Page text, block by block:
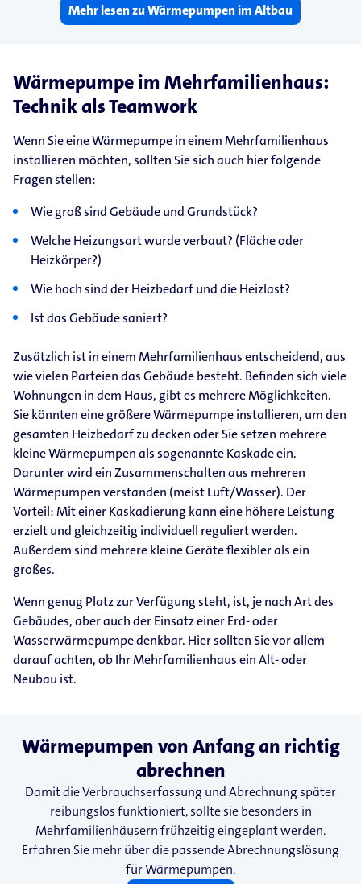
Mehr lesen zu Wärmepumpen im Altbau
Wärmepumpe im Mehrfamilienhaus:
Technik als Teamwork
Wenn Sie eine Wärmepumpe in einem Mehrfamilienhaus
installieren möchten, sollten Sie sich auch hier folgende
Fragen stellen:
Wie groß sind Gebäude und Grundstück?
Welche Heizungsart wurde verbaut? (Fläche oder
Heizkörper?)
Wie hoch sind der Heizbedarf und die Heizlast?
Ist das Gebäude saniert?
Zusätzlich ist in einem Mehrfamilienhaus entscheidend, aus
wie vielen Parteien das Gebäude besteht. Befinden sich viele
Wohnungen in dem Haus, gibt es mehrere Möglichkeiten.
Sie könnten eine größere Wärmepumpe installieren, um den
gesamten Heizbedarf zu decken oder Sie setzen mehrere
kleine Wärmepumpen als sogenannte Kaskade ein.
Darunter wird ein Zusammenschalten aus mehreren
Wärmepumpen verstanden (meist Luft/Wasser). Der
Vorteil: Mit einer Kaskadierung kann eine höhere Leistung
erzielt und gleichzeitig individuell reguliert werden.
Außerdem sind mehrere kleine Geräte flexibler als ein
großes.
Wenn genug Platz zur Verfügung steht, ist, je nach Art des
Gebäudes, aber auch der Einsatz einer Erd- oder
Wasserwärmepumpe denkbar. Hier sollten Sie vor allem
darauf achten, ob Ihr Mehrfamilienhaus ein Alt- oder
Neubau ist.
Wärmepumpen von Anfang an richtig
abrechnen
Damit die Verbrauchserfassung und Abrechnung später
reibungslos funktioniert, sollte sie besonders in
Mehrfamilienhäusern frühzeitig eingeplant werden.
Erfahren Sie mehr über die passende Abrechnungslösung
für Wärmepumpen.